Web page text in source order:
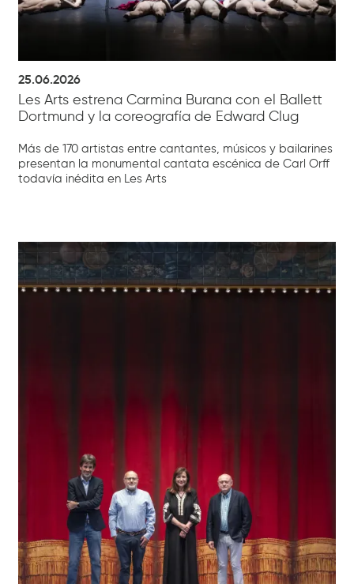
25.06.2026
Les Arts estrena Carmina Burana con el Ballett
Dortmund y la coreografía de Edward Clug
Más de 170 artistas entre cantantes, músicos y bailarines
presentan la monumental cantata escénica de Carl Orff
todavía inédita en Les Arts